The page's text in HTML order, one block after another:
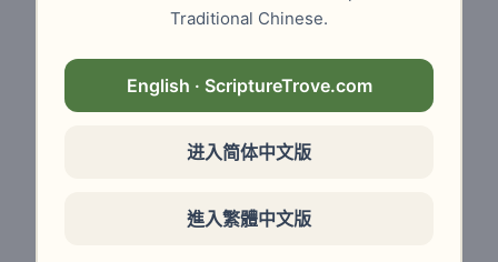
Traditional Chinese.
English · ScriptureTrove.com
进入简体中文版
進入繁體中文版